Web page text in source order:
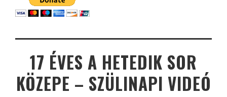
17 ÉVES A HETEDIK SOR
KÖZEPE – SZÜLINAPI VIDEÓ